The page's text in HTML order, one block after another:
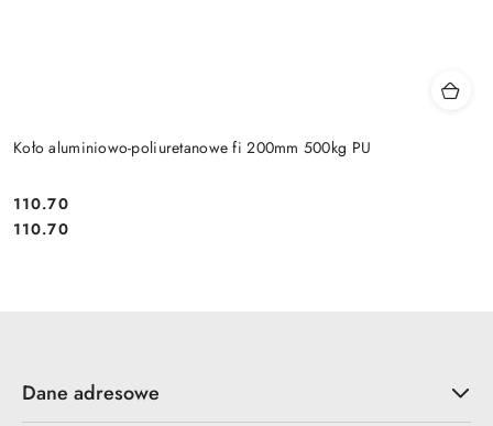
Koło aluminiowo-poliuretanowe fi 200mm 500kg PU
Cena:
110.70
Cena:
110.70
Dane adresowe